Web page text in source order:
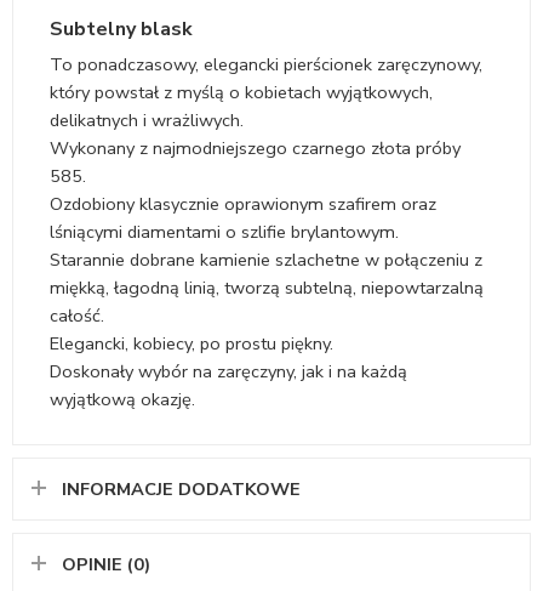
Subtelny blask
To ponadczasowy, elegancki pierścionek zaręczynowy,
który powstał z myślą o kobietach wyjątkowych,
delikatnych i wrażliwych.
Wykonany z najmodniejszego czarnego złota próby
585.
Ozdobiony klasycznie oprawionym szafirem oraz
lśniącymi diamentami o szlifie brylantowym.
Starannie dobrane kamienie szlachetne w połączeniu z
miękką, łagodną linią, tworzą subtelną, niepowtarzalną
całość.
Elegancki, kobiecy, po prostu piękny.
Doskonały wybór na zaręczyny, jak i na każdą
wyjątkową okazję.
INFORMACJE DODATKOWE
OPINIE (0)